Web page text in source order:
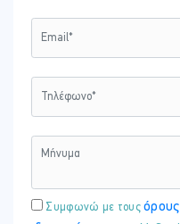
Συμφωνώ με τους